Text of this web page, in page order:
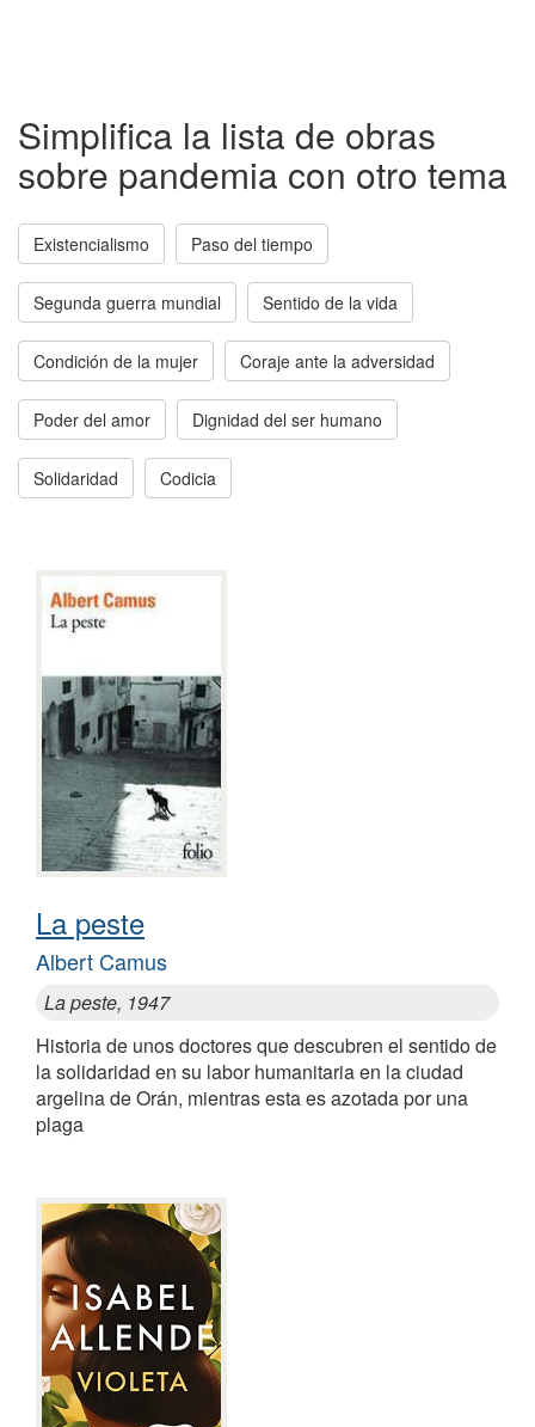
Simplifica la lista de obras
sobre pandemia con otro tema
Existencialismo Paso del tiempo
Segunda guerra mundial Sentido de la vida
Condición de la mujer Coraje ante la adversidad
Poder del amor Dignidad del ser humano
Solidaridad Codicia
La peste
Albert Camus
La peste, 1947
Historia de unos doctores que descubren el sentido de
la solidaridad en su labor humanitaria en la ciudad
argelina de Orán, mientras esta es azotada por una
plaga